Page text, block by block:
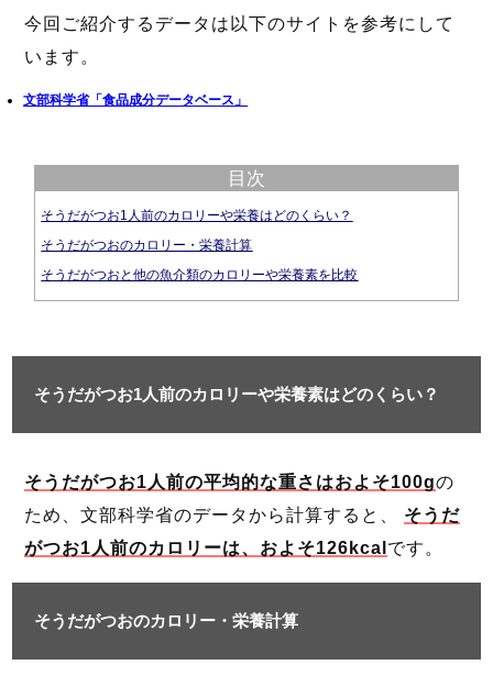
今回ご紹介するデータは以下のサイトを参考にして
います。
文部科学省「食品成分データベース」
目次
そうだがつお1人前のカロリーや栄養はどのくらい？
そうだがつおのカロリー・栄養計算
そうだがつおと他の魚介類のカロリーや栄養素を比較
そうだがつお1人前のカロリーや栄養素はどのくらい？
そうだがつお1人前の平均的な重さはおよそ100gの
ため、文部科学省のデータから計算すると、 そうだ
がつお1人前のカロリーは、およそ126kcal です。
そうだがつおのカロリー・栄養計算